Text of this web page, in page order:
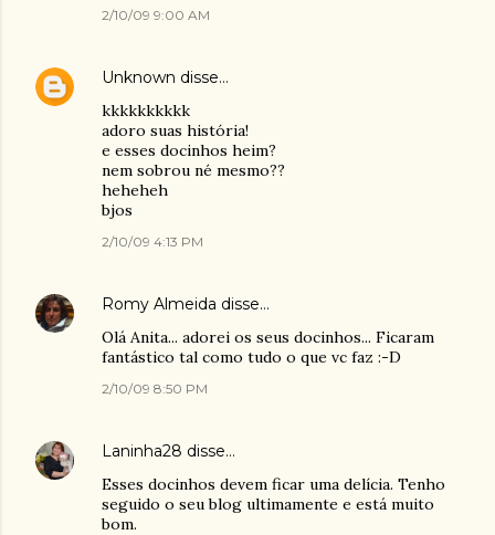
2/10/09 9:00 AM
Unknown disse…
kkkkkkkkkk
adoro suas história!
e esses docinhos heim?
nem sobrou né mesmo??
heheheh
bjos
2/10/09 4:13 PM
Romy Almeida disse…
Olá Anita... adorei os seus docinhos... Ficaram
fantástico tal como tudo o que vc faz :-D
2/10/09 8:50 PM
Laninha28 disse…
Esses docinhos devem ficar uma delícia. Tenho
seguido o seu blog ultimamente e está muito
bom.